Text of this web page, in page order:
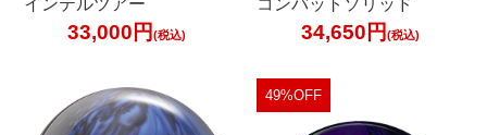
インテルツアー
33,000円(税込)
コンバットソリッド
34,650円 (税込)
49%OFF